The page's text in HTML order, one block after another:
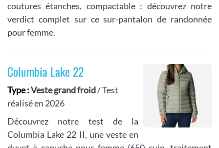
coutures étanches, compactable : découvrez notre
verdict complet sur ce sur-pantalon de randonnée
pour femme.
Columbia Lake 22
Type :Veste grand froid/ Test
réalisé en 2026
Découvrez notre test de la
Columbia Lake 22 II, une veste en